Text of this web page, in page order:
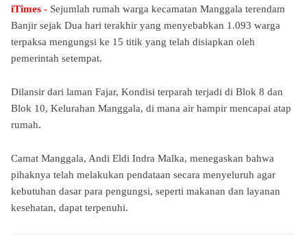
iTimes - Sejumlah rumah warga kecamatan Manggala terendam
Banjir sejak Dua hari terakhir yang menyebabkan 1.093 warga
terpaksa mengungsi ke 15 titik yang telah disiapkan oleh
pemerintah setempat.
Dilansir dari laman Fajar, Kondisi terparah terjadi di Blok 8 dan
Blok 10, Kelurahan Manggala, di mana air hampir mencapai atap
rumah.
Camat Manggala, Andi Eldi Indra Malka, menegaskan bahwa
pihaknya telah melakukan pendataan secara menyeluruh agar
kebutuhan dasar para pengungsi, seperti makanan dan layanan
kesehatan, dapat terpenuhi.